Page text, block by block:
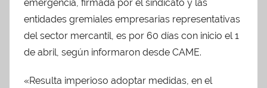
emergencia, firmada por el sindicato y las
entidades gremiales empresarias representativas
del sector mercantil, es por 60 días con inicio el 1
de abril, según informaron desde CAME.
«Resulta imperioso adoptar medidas, en el